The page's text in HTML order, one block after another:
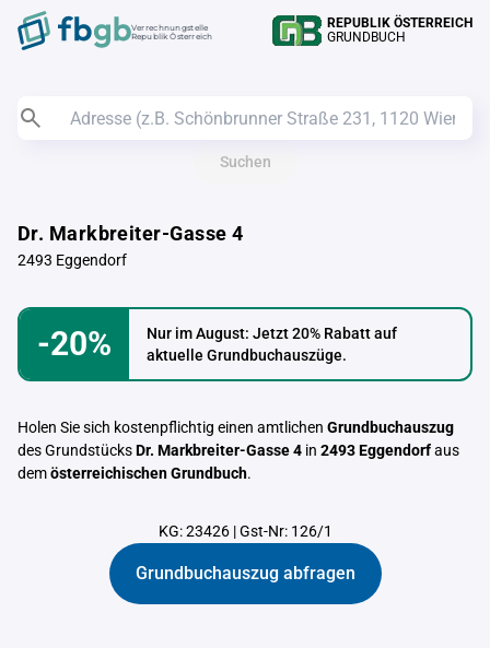
Verrechnungstelle
Republik Österreich
REPUBLIK ÖSTERREICH
GRUNDBUCH
Suchen
Dr. Markbreiter-Gasse 4
2493 Eggendorf
-20%
Nur im August: Jetzt 20% Rabatt auf
aktuelle Grundbuchauszüge.
Holen Sie sich kostenpflichtig einen amtlichen Grundbuchauszug
des GrundstücksDr. Markbreiter-Gasse 4 in 2493 Eggendorfaus
demösterreichischen Grundbuch.
KG: 23426|Gst-Nr: 126/1
Grundbuchauszug abfragen